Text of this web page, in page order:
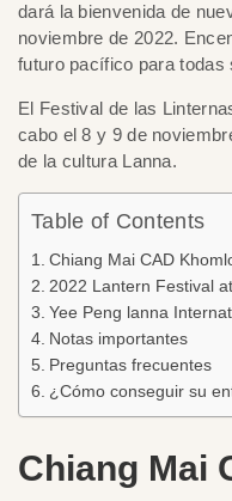
dará la bienvenida de
noviembre de 2022.
futuro pacífico para todas
El Festival de las
cabo el 8 y 9 de
de la cultura Lanna.
Table of Contents
Chiang Mai CAD
2022 Lantern Festival
Yee Peng lanna
Notas importantes
Preguntas frecuentes
¿Cómo conseguir su
Chiang Mai